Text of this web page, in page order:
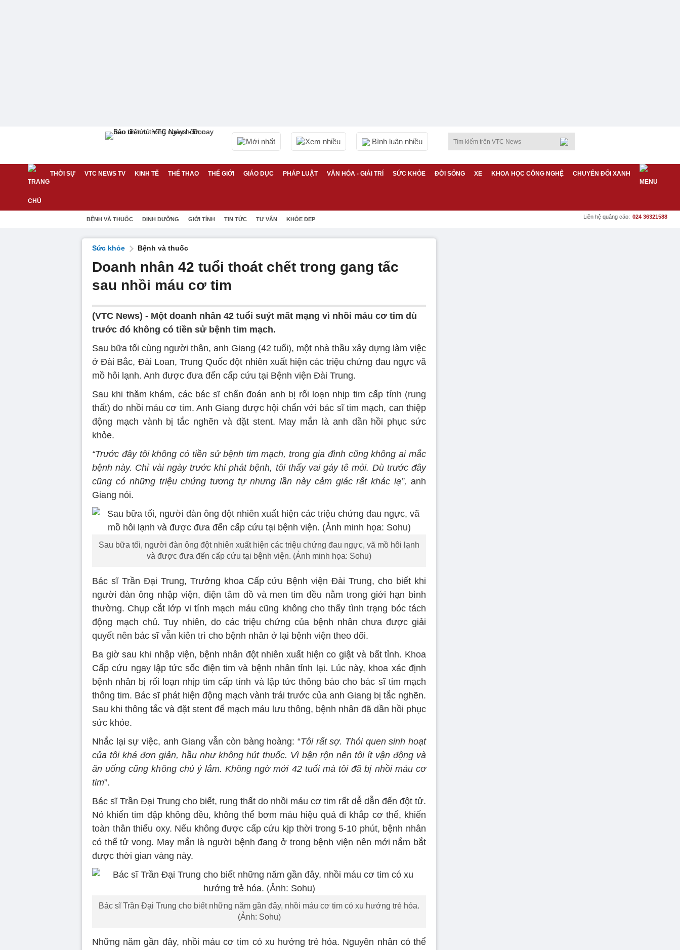
Mới nhất Xem nhiều Bình luận nhiều
THỜI SỰ VTC NEWS TV KINH TẾ THỂ THAO THẾ GIỚI GIÁO DỤC PHÁP LUẬT VĂN HÓA - GIẢI TRÍ SỨC KHỎE ĐỜI SỐNG XE KHOA HỌC CÔNG NGHỆ CHUYỂN ĐỔI XANH
BỆNH VÀ THUỐC DINH DƯỠNG GIỚI TÍNH TIN TỨC TƯ VẤN KHỎE ĐẸP Liên hệ quảng cáo: 024 36321588
Sức khỏe Bệnh và thuốc
Doanh nhân 42 tuổi thoát chết trong gang tấc
sau nhồi máu cơ tim
(VTC News) - Một doanh nhân 42 tuổi suýt mất mạng vì nhồi máu cơ tim dù
trước đó không có tiền sử bệnh tim mạch.
Sau bữa tối cùng người thân, anh Giang (42 tuổi), một nhà thầu xây dựng làm việc
ở Đài Bắc, Đài Loan, Trung Quốc đột nhiên xuất hiện các triệu chứng đau ngực vã
mồ hôi lạnh. Anh được đưa đến cấp cứu tại Bệnh viện Đài Trung.
Sau khi thăm khám, các bác sĩ chẩn đoán anh bị rối loạn nhịp tim cấp tính (rung
thất) do nhồi máu cơ tim. Anh Giang được hội chẩn với bác sĩ tim mạch, can thiệp
động mạch vành bị tắc nghẽn và đặt stent. May mắn là anh dần hồi phục sức
khỏe.
“Trước đây tôi không có tiền sử bệnh tim mạch, trong gia đình cũng không ai mắc
bệnh này. Chỉ vài ngày trước khi phát bệnh, tôi thấy vai gáy tê mỏi. Dù trước đây
cũng có những triệu chứng tương tự nhưng lần này cảm giác rất khác lạ”, anh
Giang nói.
Sau bữa tối, người đàn ông đột nhiên xuất hiện các triệu chứng đau ngực, vã mồ hôi lạnh
và được đưa đến cấp cứu tại bệnh viện. (Ảnh minh họa: Sohu)
Bác sĩ Trần Đại Trung, Trưởng khoa Cấp cứu Bệnh viện Đài Trung, cho biết khi
người đàn ông nhập viện, điện tâm đồ và men tim đều nằm trong giới hạn bình
thường. Chụp cắt lớp vi tính mạch máu cũng không cho thấy tình trạng bóc tách
động mạch chủ. Tuy nhiên, do các triệu chứng của bệnh nhân chưa được giải
quyết nên bác sĩ vẫn kiên trì cho bệnh nhân ở lại bệnh viện theo dõi.
Ba giờ sau khi nhập viện, bệnh nhân đột nhiên xuất hiện co giật và bất tỉnh. Khoa
Cấp cứu ngay lập tức sốc điện tim và bệnh nhân tỉnh lại. Lúc này, khoa xác định
bệnh nhân bị rối loạn nhịp tim cấp tính và lập tức thông báo cho bác sĩ tim mạch
thông tim. Bác sĩ phát hiện động mạch vành trái trước của anh Giang bị tắc nghẽn.
Sau khi thông tắc và đặt stent để mạch máu lưu thông, bệnh nhân đã dần hồi phục
sức khỏe.
Nhắc lại sự việc, anh Giang vẫn còn bàng hoàng: “Tôi rất sợ. Thói quen sinh hoạt
của tôi khá đơn giản, hầu như không hút thuốc. Vì bận rộn nên tôi ít vận động và
ăn uống cũng không chú ý lắm. Không ngờ mới 42 tuổi mà tôi đã bị nhồi máu cơ
tim”.
Bác sĩ Trần Đại Trung cho biết, rung thất do nhồi máu cơ tim rất dễ dẫn đến đột tử.
Nó khiến tim đập không đều, không thể bơm máu hiệu quả đi khắp cơ thể, khiến
toàn thân thiếu oxy. Nếu không được cấp cứu kịp thời trong 5-10 phút, bệnh nhân
có thể tử vong. May mắn là người bệnh đang ở trong bệnh viện nên mới nắm bắt
được thời gian vàng này.
Bác sĩ Trần Đại Trung cho biết những năm gần đây, nhồi máu cơ tim có xu hướng trẻ hóa.
(Ảnh: Sohu)
Những năm gần đây, nhồi máu cơ tim có xu hướng trẻ hóa. Nguyên nhân có thể